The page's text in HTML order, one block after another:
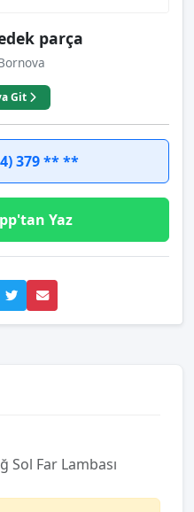
parça
Git
379 ** **
Yaz
Sol Far Lambası